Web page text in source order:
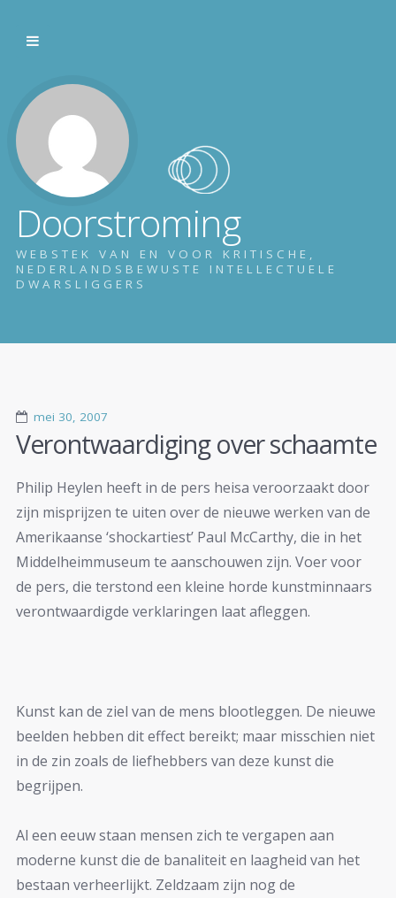
Doorstroming
WEBSTEK VAN EN VOOR KRITISCHE,
NEDERLANDSBEWUSTE INTELLECTUELE
DWARSLIGGERS
mei 30, 2007
Verontwaardiging over schaamte
Philip Heylen heeft in de pers heisa veroorzaakt door
zijn misprijzen te uiten over de nieuwe werken van de
Amerikaanse ‘shockartiest’ Paul McCarthy, die in het
Middelheimmuseum te aanschouwen zijn. Voer voor
de pers, die terstond een kleine horde kunstminnaars
verontwaardigde verklaringen laat afleggen.
Kunst kan de ziel van de mens blootleggen. De nieuwe
beelden hebben dit effect bereikt; maar misschien niet
in de zin zoals de liefhebbers van deze kunst die
begrijpen.
Al een eeuw staan mensen zich te vergapen aan
moderne kunst die de banaliteit en laagheid van het
bestaan verheerlijkt. Zeldzaam zijn nog de